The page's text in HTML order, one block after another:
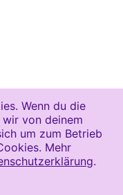
Wenn du die
von deinem
um zum Betrieb
Mehr
.